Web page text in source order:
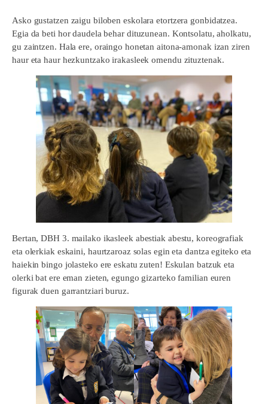
Asko gustatzen zaigu biloben eskolara etortzera gonbidatzea.
Egia da beti hor daudela behar dituzunean. Kontsolatu, aholkatu,
gu zaintzen. Hala ere, oraingo honetan aitona-amonak izan ziren
haur eta haur hezkuntzako irakasleek omendu zituztenak.
Bertan, DBH 3. mailako ikasleek abestiak abestu, koreografiak
eta olerkiak eskaini, haurtzaroaz solas egin eta dantza egiteko eta
haiekin bingo jolasteko ere eskatu zuten! Eskulan batzuk eta
olerki bat ere eman zieten, egungo gizarteko familian euren
figurak duen garrantziari buruz.